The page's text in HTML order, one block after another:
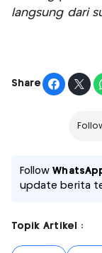
langsung dari
Share
Follow
update berita
Topik Artikel :